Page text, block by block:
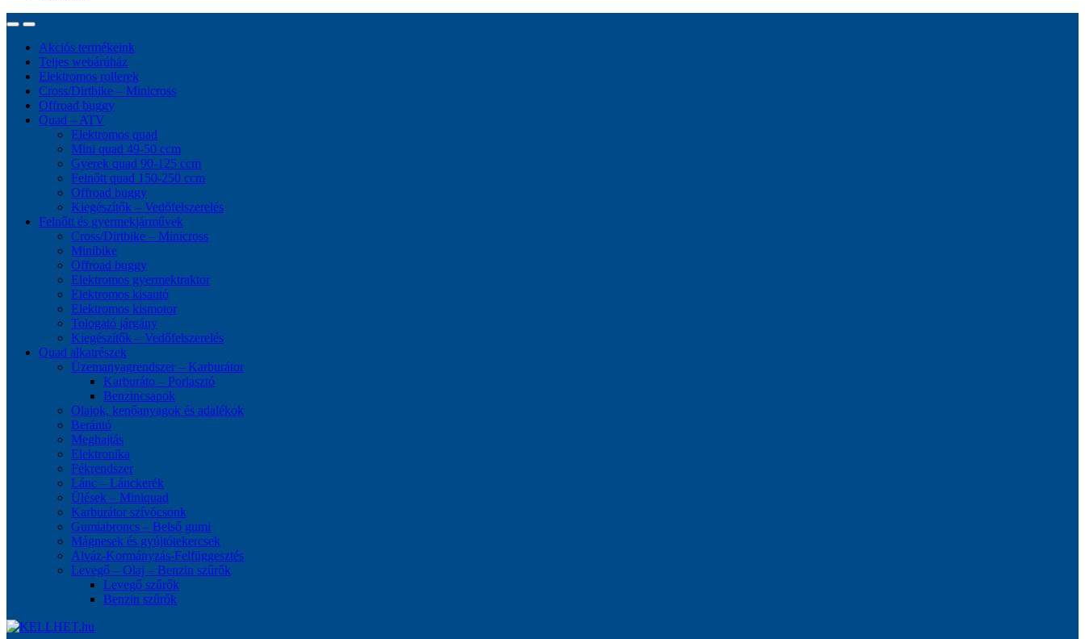
Akciós termékeink
Teljes webárúház
Elektromos rollerek
Cross/Dirtbike – Minicross
Offroad buggy
Quad – ATV
Elektromos quad
Mini quad 49-50 ccm
Gyerek quad 90-125 ccm
Felnőtt quad 150-250 ccm
Offroad buggy
Kiegészítők – Vedőfelszerelés
Felnőtt és gyermekjárművek
Cross/Dirtbike – Minicross
Minibike
Offroad buggy
Elektromos gyermektraktor
Elektromos kisautó
Elektromos kismotor
Tologató járgány
Kiegészítők – Vedőfelszerelés
Quad alkatrészek
Üzemanyagrendszer – Karburátor
Karburáto – Porlasztó
Benzincsapok
Olajok, kenőanyagok és adalékok
Berántó
Meghajtás
Elektronika
Fékrendszer
Lánc – Lánckerék
Ülések – Miniquad
Karburátor szívócsonk
Gumiabroncs – Belső gumi
Mágnesek és gyújtótekercsek
Alváz-Kormányzás-Felfüggesztés
Levegő – Olaj – Benzin szűrők
Levegő szűrők
Benzin szűrők